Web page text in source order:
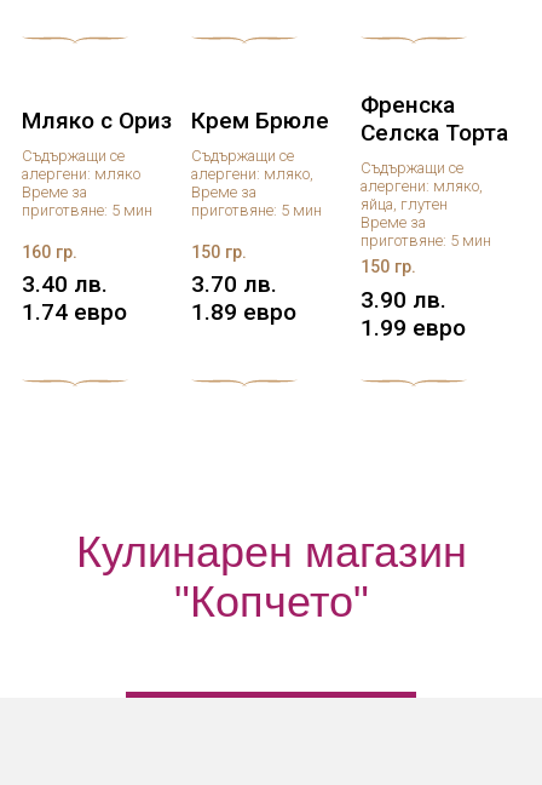
Мляко с Ориз
Съдържащи се
алергени: мляко
Време за
приготвяне: 5 мин
160 гр.
3.40 лв.
1.74 евро
Крем Брюле
Съдържащи се
алергени: мляко,
Време за
приготвяне: 5 мин
150 гр.
3.70 лв.
1.89 евро
Френска
Селска Торта
Съдържащи се
алергени: мляко,
яйца, глутен
Време за
приготвяне: 5 мин
150 гр.
3.90 лв.
1.99 евро
Кулинарен магазин
"Копчето"